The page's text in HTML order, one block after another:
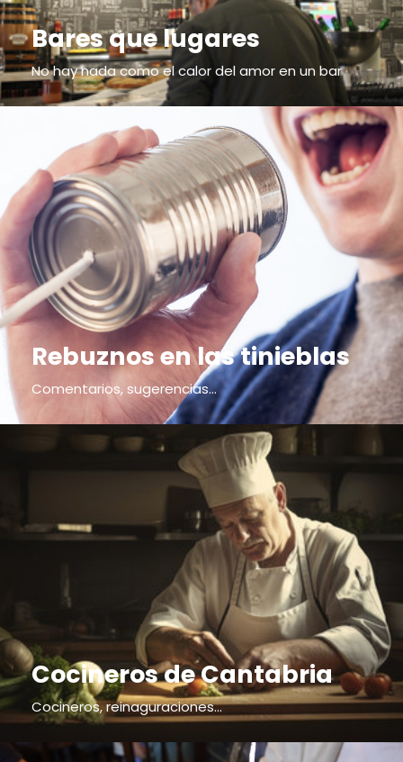
Bares que lugares
No hay nada como el calor del amor en un bar
Rebuznos en las tinieblas
Comentarios, sugerencias...
Cocineros de Cantabria
Cocineros, reinaguraciones...